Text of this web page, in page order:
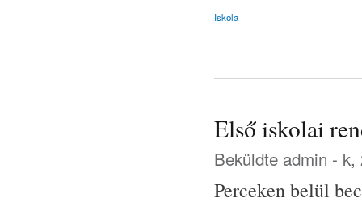
Iskola
Első iskolai
Beküldte admin - k,
Perceken belül